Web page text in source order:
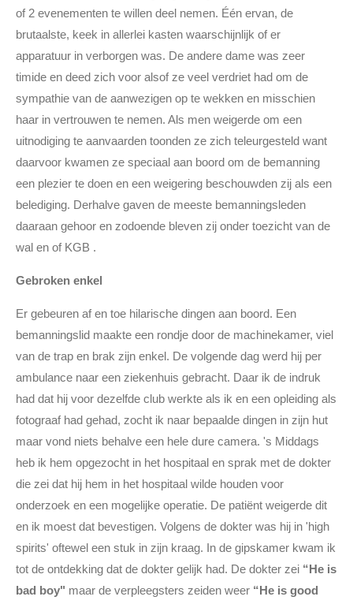
of 2 evenementen te willen deel nemen. Één ervan, de
brutaalste, keek in allerlei kasten waarschijnlijk of er
apparatuur in verborgen was. De andere dame was zeer
timide en deed zich voor alsof ze veel verdriet had om de
sympathie van de aanwezigen op te wekken en misschien
haar in vertrouwen te nemen. Als men weigerde om een
uitnodiging te aanvaarden toonden ze zich teleurgesteld want
daarvoor kwamen ze speciaal aan boord om de bemanning
een plezier te doen en een weigering beschouwden zij als een
belediging. Derhalve gaven de meeste bemanningsleden
daaraan gehoor en zodoende bleven zij onder toezicht van de
wal en of KGB .
Gebroken enkel
Er gebeuren af en toe hilarische dingen aan boord. Een
bemanningslid maakte een rondje door de machinekamer, viel
van de trap en brak zijn enkel. De volgende dag werd hij per
ambulance naar een ziekenhuis gebracht. Daar ik de indruk
had dat hij voor dezelfde club werkte als ik en een opleiding als
fotograaf had gehad, zocht ik naar bepaalde dingen in zijn hut
maar vond niets behalve een hele dure camera. 's Middags
heb ik hem opgezocht in het hospitaal en sprak met de dokter
die zei dat hij hem in het hospitaal wilde houden voor
onderzoek en een mogelijke operatie. De patiënt weigerde dit
en ik moest dat bevestigen. Volgens de dokter was hij in 'high
spirits' oftewel een stuk in zijn kraag. In de gipskamer kwam ik
tot de ontdekking dat de dokter gelijk had. De dokter zei “He is
bad boy" maar de verpleegsters zeiden weer “He is good